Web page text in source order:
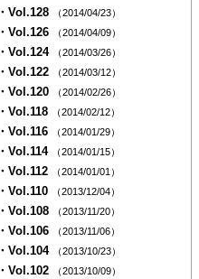
・Vol.128 （2014/04/23）
・Vol.126 （2014/04/09）
・Vol.124 （2014/03/26）
・Vol.122 （2014/03/12）
・Vol.120 （2014/02/26）
・Vol.118 （2014/02/12）
・Vol.116 （2014/01/29）
・Vol.114 （2014/01/15）
・Vol.112 （2014/01/01）
・Vol.110 （2013/12/04）
・Vol.108 （2013/11/20）
・Vol.106 （2013/11/06）
・Vol.104 （2013/10/23）
・Vol.102 （2013/10/09）